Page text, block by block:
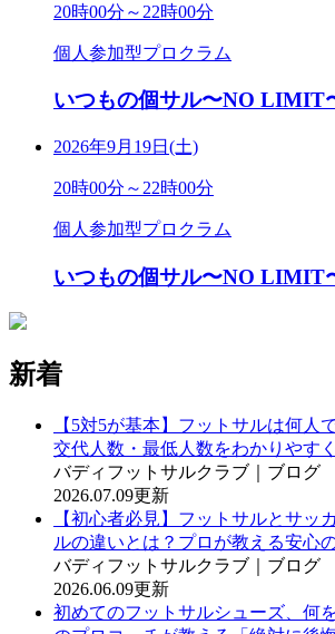
20時00分～22時00分
個人参加型プロクラム
いつもの個サル〜NO LIMIT
2026年9月19日(土)
20時00分～22時00分
個人参加型プロクラム
いつもの個サル〜NO LIMIT
新着
【5対5が基本】フットサルは何人
交代人数・最低人数をわかりやす
バディフットサルクラブ｜ブログ
2026.07.09更新
【初心者必見】フットサルとサッ
ルの違いとは？プロが教える安心
バディフットサルクラブ｜ブログ
2026.06.09更新
初めてのフットサルシューズ、何